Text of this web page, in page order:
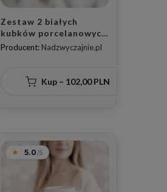
Zestaw 2 białych
kubków porcelanowych
300 ml - motyw złotego
Producent: Nadzwyczajnie.pl
Kup – 102,00 PLN
5.0